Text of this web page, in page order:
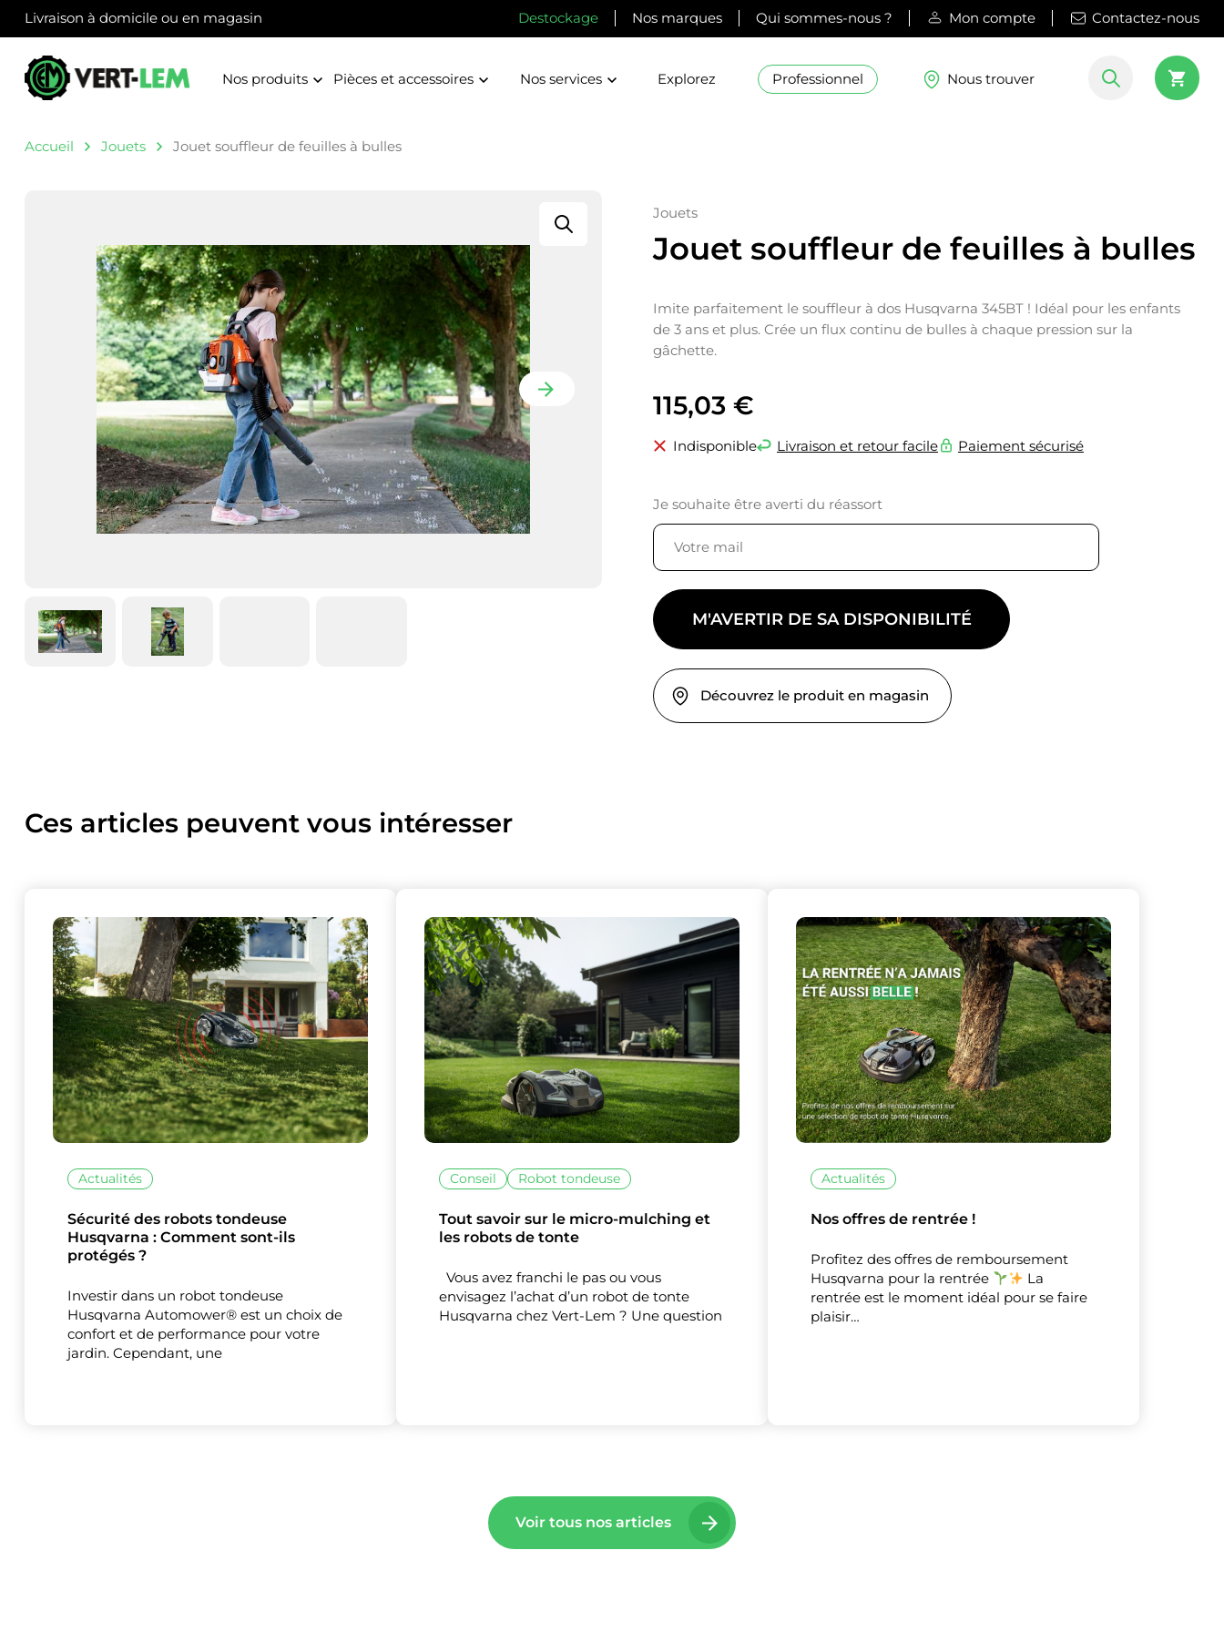
Ce site utilise des cookies et vous donne le contrôle sur ceux que
vous souhaitez activer
XMasquer le bandeau
Livraison à domicile ou en magasin Destockage Nos marques Qui sommes-nous ? Mon compte Contactez-nous
Nos produits Pièces et accessoires Nos services Explorez Professionnel Nous trouver
Accueil Jouets Jouet souffleur de feuilles à bulles
Jouets
Jouet souffleur de feuilles à bulles
Imite parfaitement le souffleur à dos Husqvarna 345BT ! Idéal pour les enfants
de 3 ans et plus. Crée un flux continu de bulles à chaque pression sur la
gâchette.
115,03 €
Indisponible Livraison et retour facile Paiement sécurisé
Je souhaite être averti du réassort
M'AVERTIR DE SA DISPONIBILITÉ
Découvrez le produit en magasin
Ces articles peuvent vous intéresser
Actualités
Sécurité des robots tondeuse
Husqvarna : Comment sont-ils
protégés ?
Investir dans un robot tondeuse
Husqvarna Automower® est un choix de
confort et de performance pour votre
jardin. Cependant, une
Conseil Robot tondeuse
Tout savoir sur le micro-mulching et
les robots de tonte
Vous avez franchi le pas ou vous
envisagez l’achat d’un robot de tonte
Husqvarna chez Vert-Lem ? Une question
Actualités
Nos offres de rentrée !
Profitez des offres de remboursement
Husqvarna pour la rentrée
La
rentrée est le moment idéal pour se faire
plaisir…
Voir tous nos articles